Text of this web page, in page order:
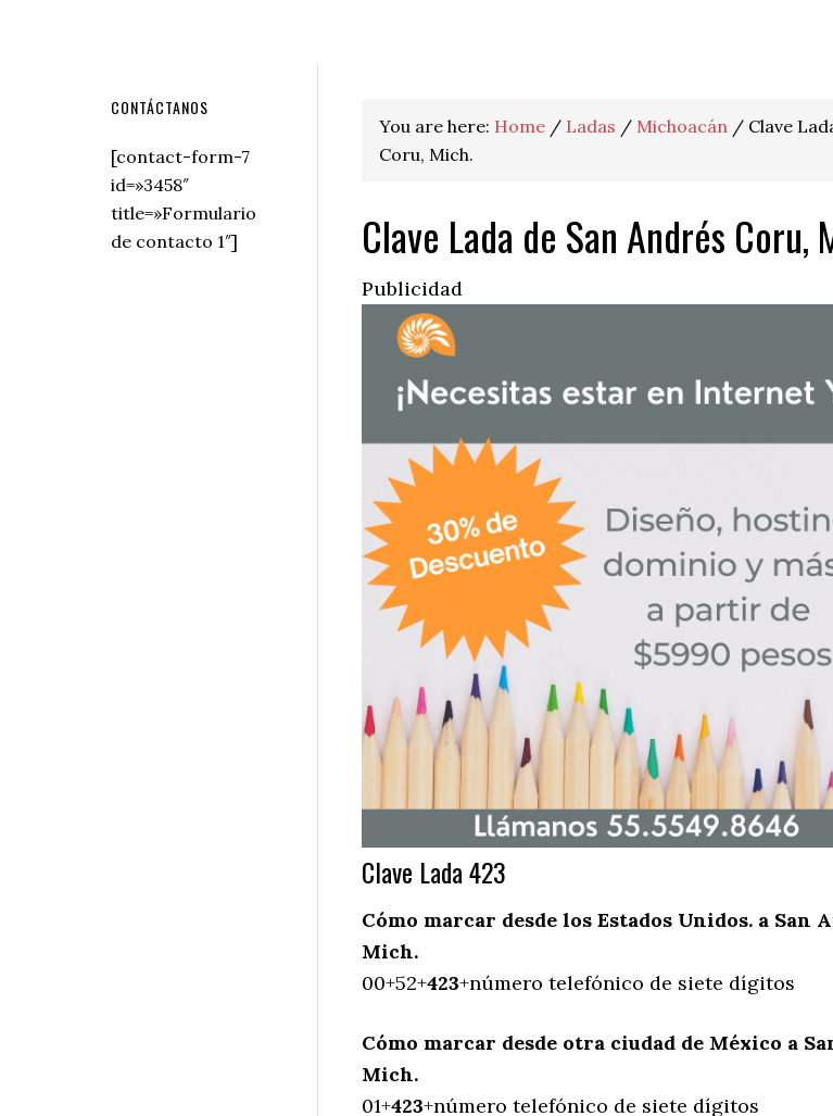
You are here: Home / Ladas / Michoacán / Clave
Coru, Mich.
Clave Lada de San Andrés Coru,
Publicidad
Clave Lada 423
Cómo marcar desde los Estados Unidos. a San
Mich.
00+52+423+número telefónico de siete dígitos
Cómo marcar desde otra ciudad de México a
Mich.
01+423+número telefónico de siete dígitos
Secondary
Sidebar
CONTÁCTANOS
[contact-form-7
id=»3458″
title=»Formulario
de contacto 1″]